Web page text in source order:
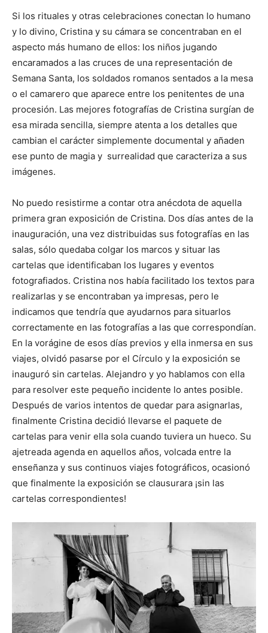
Si los rituales y otras celebraciones conectan lo humano
y lo divino, Cristina y su cámara se concentraban en el
aspecto más humano de ellos: los niños jugando
encaramados a las cruces de una representación de
Semana Santa, los soldados romanos sentados a la mesa
o el camarero que aparece entre los penitentes de una
procesión. Las mejores fotografías de Cristina surgían de
esa mirada sencilla, siempre atenta a los detalles que
cambian el carácter simplemente documental y añaden
ese punto de magia y surrealidad que caracteriza a sus
imágenes.
No puedo resistirme a contar otra anécdota de aquella
primera gran exposición de Cristina. Dos días antes de la
inauguración, una vez distribuidas sus fotografías en las
salas, sólo quedaba colgar los marcos y situar las
cartelas que identificaban los lugares y eventos
fotografiados. Cristina nos había facilitado los textos para
realizarlas y se encontraban ya impresas, pero le
indicamos que tendría que ayudarnos para situarlos
correctamente en las fotografías a las que correspondían.
En la vorágine de esos días previos y ella inmersa en sus
viajes, olvidó pasarse por el Círculo y la exposición se
inauguró sin cartelas. Alejandro y yo hablamos con ella
para resolver este pequeño incidente lo antes posible.
Después de varios intentos de quedar para asignarlas,
finalmente Cristina decidió llevarse el paquete de
cartelas para venir ella sola cuando tuviera un hueco. Su
ajetreada agenda en aquellos años, volcada entre la
enseñanza y sus continuos viajes fotográficos, ocasionó
que finalmente la exposición se clausurara ¡sin las
cartelas correspondientes!